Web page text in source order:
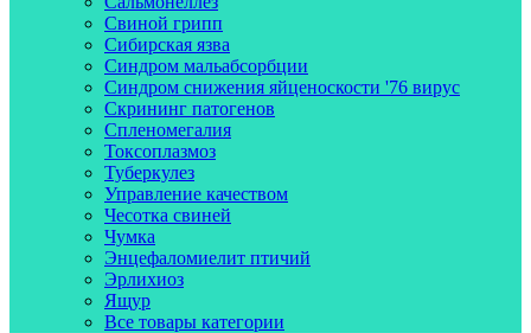
Свиной грипп
Сибирская язва
Синдром мальабсорбции
Синдром снижения яйценоскости '76 вирус
Скрининг патогенов
Спленомегалия
Токсоплазмоз
Туберкулез
Управление качеством
Чесотка свиней
Чумка
Энцефаломиелит птичий
Эрлихиоз
Ящур
Все товары категории